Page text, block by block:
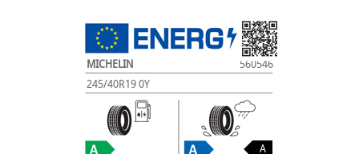
MICHELIN
560546
245/40R19 0Y
A